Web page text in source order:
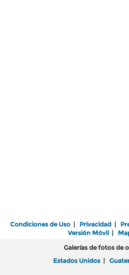
Condiciones de Uso | Privacidad |
Versión Móvil|
Galerías de fotos de
Estados Unidos |